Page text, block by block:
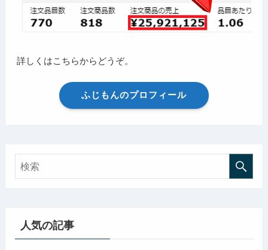
詳しくはこちらからどうぞ。
ふじもんのプロフィール
人気の記事